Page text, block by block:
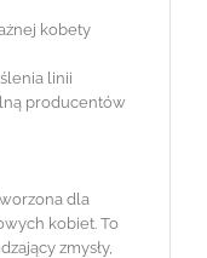
kobety
linii
producentów
dla
kobiet. To
zmysły,